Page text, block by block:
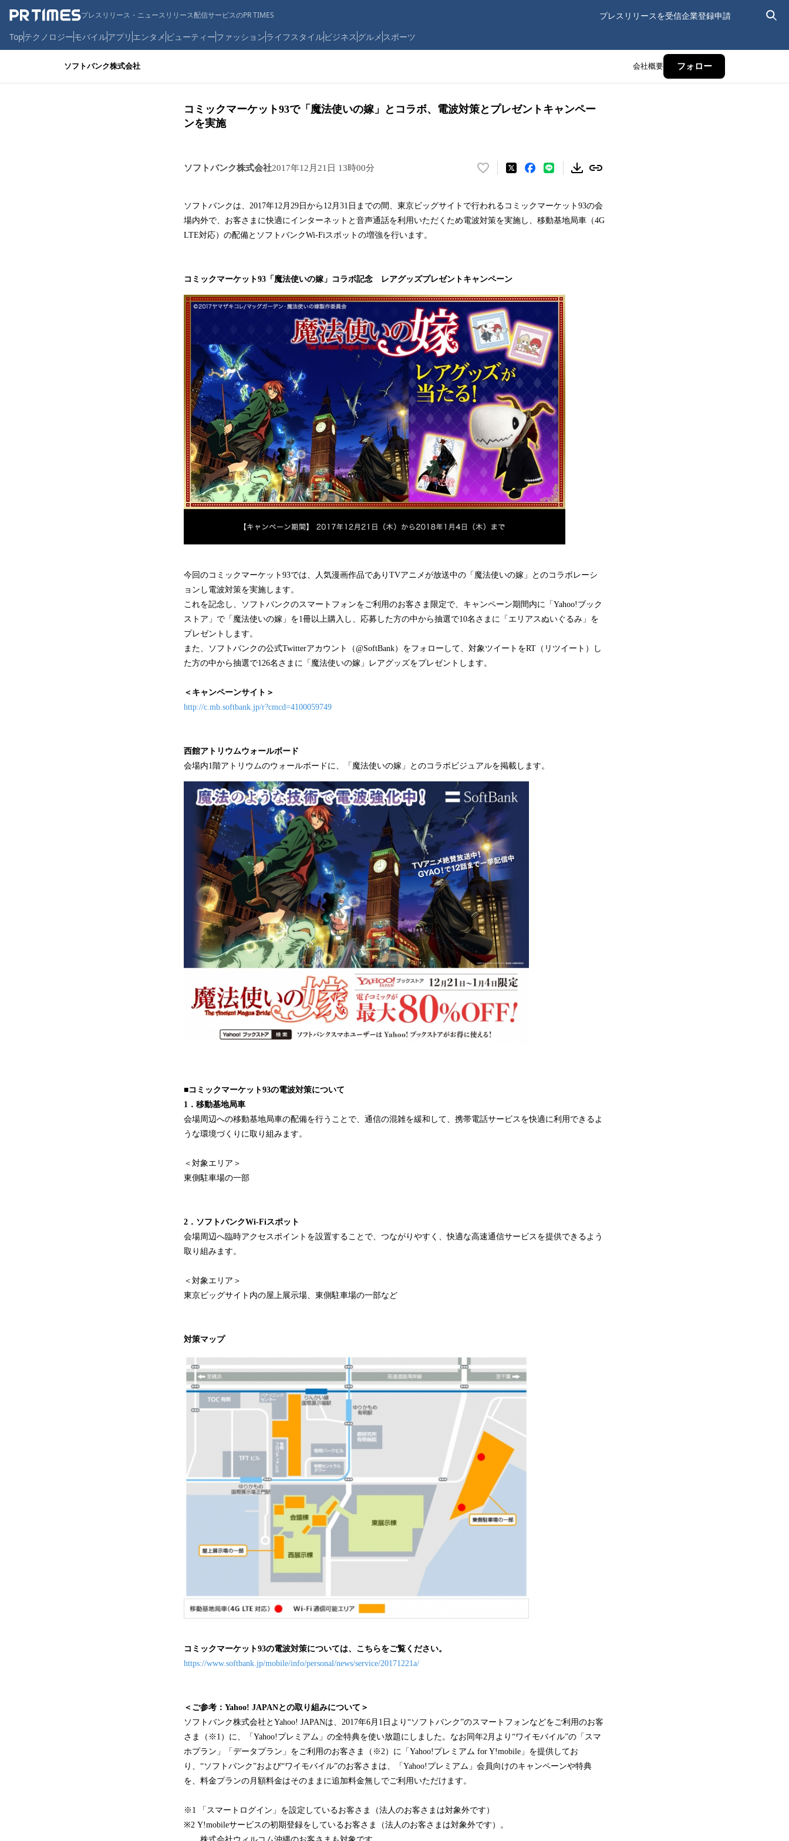
プレスリリース・ニュースリリース配信サービスのPR TIMES プレスリリースを受信企業登録申請
Topテクノロジーモバイルアプリ エンタメ ビューティーファッションライフスタイルビジネス グルメ スポーツ
ソフトバンク株式会社 会社概要 フォロー
コミックマーケット93で「魔法使いの嫁」とコラボ、電波対策とプレゼントキャンペー
ンを実施
ソフトバンク株式会社2017年12月21日 13時00分
い
！
数
み
中
で
す
ソフトバンクは、2017年12月29日から12月31日までの間、東京ビッグサイトで行われるコミックマーケット93の会
場内外で、お客さまに快適にインターネットと音声通話を利用いただくため電波対策を実施し、移動基地局車（4G
LTE対応）の配備とソフトバンクWi-Fiスポットの増強を行います。
コミックマーケット93「魔法使いの嫁」コラボ記念 レアグッズプレゼントキャンペーン
今回のコミックマーケット93では、人気漫画作品でありTVアニメが放送中の「魔法使いの嫁」とのコラボレーシ
ョンし電波対策を実施します。
これを記念し、ソフトバンクのスマートフォンをご利用のお客さま限定で、キャンペーン期間内に「Yahoo!ブック
ストア」で「魔法使いの嫁」を1冊以上購入し、応募した方の中から抽選で10名さまに「エリアスぬいぐるみ」を
プレゼントします。
また、ソフトバンクの公式Twitterアカウント（@SoftBank）をフォローして、対象ツイートをRT（リツイート）し
た方の中から抽選で126名さまに「魔法使いの嫁」レアグッズをプレゼントします。
＜キャンペーンサイト＞
http://c.mb.softbank.jp/r?cmcd=4100059749
西館アトリウムウォールボード
会場内1階アトリウムのウォールボードに、「魔法使いの嫁」とのコラボビジュアルを掲載します。
■コミックマーケット93の電波対策について
1．移動基地局車
会場周辺への移動基地局車の配備を行うことで、通信の混雑を緩和して、携帯電話サービスを快適に利用できるよ
うな環境づくりに取り組みます。
＜対象エリア＞
東側駐車場の一部
2．ソフトバンクWi-Fiスポット
会場周辺へ臨時アクセスポイントを設置することで、つながりやすく、快適な高速通信サービスを提供できるよう
取り組みます。
＜対象エリア＞
東京ビッグサイト内の屋上展示場、東側駐車場の一部など
対策マップ
コミックマーケット93の電波対策については、こちらをご覧ください。
https://www.softbank.jp/mobile/info/personal/news/service/20171221a/
＜ご参考：Yahoo! JAPANとの取り組みについて＞
ソフトバンク株式会社とYahoo! JAPANは、2017年6月1日より“ソフトバンク”のスマートフォンなどをご利用のお客
さま（※1）に、「Yahoo!プレミアム」の全特典を使い放題にしました。なお同年2月より“ワイモバイル”の「スマ
ホプラン」「データプラン」をご利用のお客さま（※2）に「Yahoo!プレミアム for Y!mobile」を提供してお
り、“ソフトバンク”および“ワイモバイル”のお客さまは、「Yahoo!プレミアム」会員向けのキャンペーンや特典
を、料金プランの月額料金はそのままに追加料金無しでご利用いただけます。
※1 「スマートログイン」を設定しているお客さま（法人のお客さまは対象外です）
※2 Y!mobileサービスの初期登録をしているお客さま（法人のお客さまは対象外です）。